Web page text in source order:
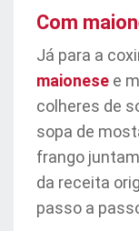
Com
Já para a
maionese e
colheres de
sopa de
frango
da receita
passo a